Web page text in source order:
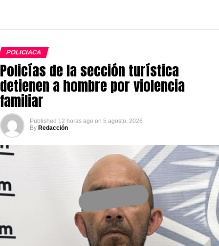
POLICIACA
Policías de la sección turística
detienen a hombre por violencia
familiar
Published 12 horas ago on 5 agosto, 2026
By Redacción